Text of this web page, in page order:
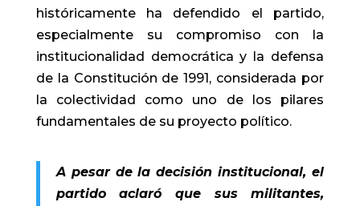
históricamente ha defendido el partido,
especialmente su compromiso con la
institucionalidad democrática y la defensa
de la Constitución de 1991, considerada por
la colectividad como uno de los pilares
fundamentales de su proyecto político.
A pesar de la decisión institucional, el
partido aclaró que sus militantes,